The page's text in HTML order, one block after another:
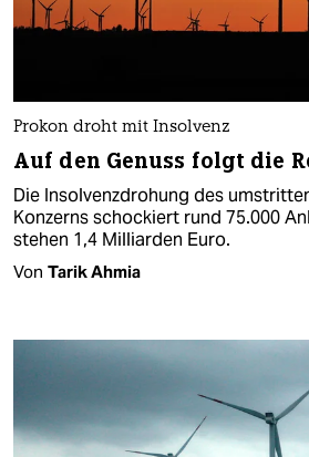
Prokon droht mit Insolvenz
Auf den Genuss folgt die
Die Insolvenzdrohung des
Konzerns schockiert rund 75.000
stehen 1,4 Milliarden Euro.
Von Tarik Ahmia